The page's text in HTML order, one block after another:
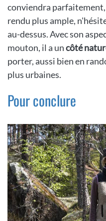
conviendra
rendu plus ample,
au-dessus. Avec son
mouton, il a uncôté
porter, aussi bien en
plus urbaines.
Pour conclure